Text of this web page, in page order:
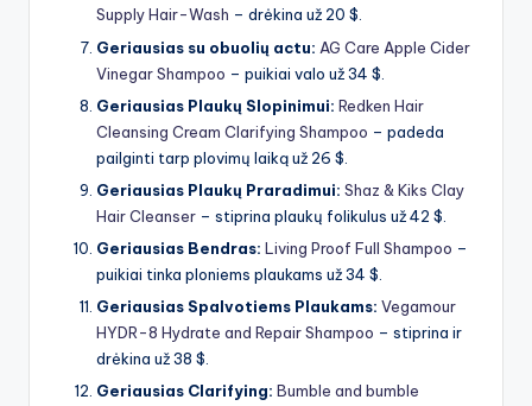
Supply Hair-Wash – drėkina už 20 $.
Geriausias su obuolių actu: AG Care Apple Cider
Vinegar Shampoo – puikiai valo už 34 $.
Geriausias Plaukų Slopinimui: Redken Hair
Cleansing Cream Clarifying Shampoo – padeda
pailginti tarp plovimų laiką už 26 $.
Geriausias Plaukų Praradimui: Shaz & Kiks Clay
Hair Cleanser – stiprina plaukų folikulus už 42 $.
Geriausias Bendras: Living Proof Full Shampoo –
puikiai tinka ploniems plaukams už 34 $.
Geriausias Spalvotiems Plaukams: Vegamour
HYDR-8 Hydrate and Repair Shampoo – stiprina ir
drėkina už 38 $.
Geriausias Clarifying: Bumble and bumble